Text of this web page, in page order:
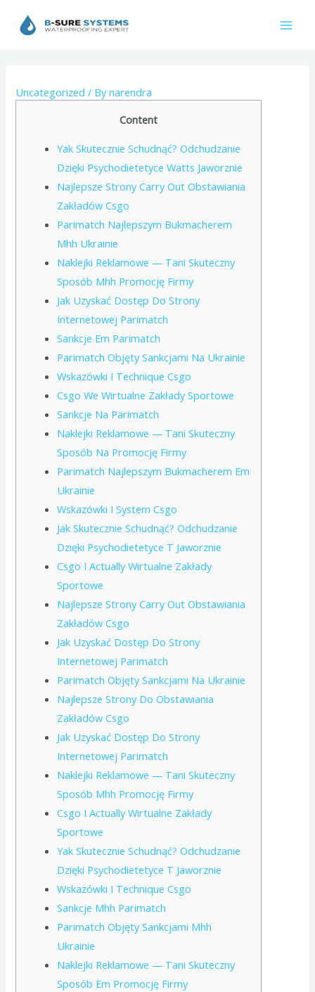
Uncategorized / Bynarendra
Content
Yak Skutecznie Schudnąć? Odchudzanie
Dzięki Psychodietetyce Watts Jaworznie
Najlepsze Strony Carry Out Obstawiania
Zakładów Csgo
Parimatch Najlepszym Bukmacherem
Mhh Ukrainie
Naklejki Reklamowe — Tani Skuteczny
Sposób Mhh Promocję Firmy
Jak Uzyskać Dostęp Do Strony
Internetowej Parimatch
Sankcje Em Parimatch
Parimatch Objęty Sankcjami Na Ukrainie
Wskazówki I Technique Csgo
Csgo We Wirtualne Zakłady Sportowe
Sankcje Na Parimatch
Naklejki Reklamowe — Tani Skuteczny
Sposób Na Promocję Firmy
Parimatch Najlepszym Bukmacherem Em
Ukrainie
Wskazówki I System Csgo
Jak Skutecznie Schudnąć? Odchudzanie
Dzięki Psychodietetyce T Jaworznie
Csgo I Actually Wirtualne Zakłady
Sportowe
Najlepsze Strony Carry Out Obstawiania
Zakładów Csgo
Jak Uzyskać Dostęp Do Strony
Internetowej Parimatch
Parimatch Objęty Sankcjami Na Ukrainie
Najlepsze Strony Do Obstawiania
Zakładów Csgo
Jak Uzyskać Dostęp Do Strony
Internetowej Parimatch
Naklejki Reklamowe — Tani Skuteczny
Sposób Mhh Promocję Firmy
Csgo I Actually Wirtualne Zakłady
Sportowe
Yak Skutecznie Schudnąć? Odchudzanie
Dzięki Psychodietetyce T Jaworznie
Wskazówki I Technique Csgo
Sankcje Mhh Parimatch
Parimatch Objęty Sankcjami Mhh
Ukrainie
Naklejki Reklamowe — Tani Skuteczny
Sposób Em Promocję Firmy